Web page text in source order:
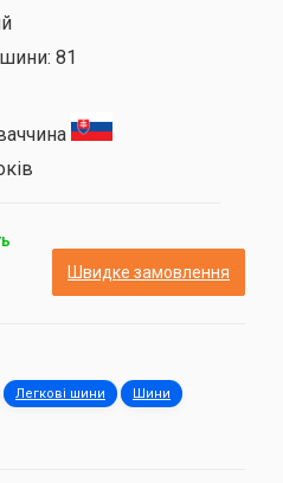
81
Швидке замовлення
Легкові шини Шини